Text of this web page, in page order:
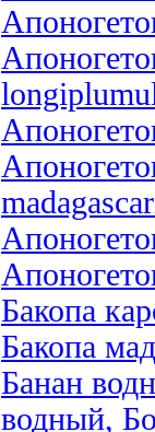
Бакопа
Бакопа
Банан
водный,